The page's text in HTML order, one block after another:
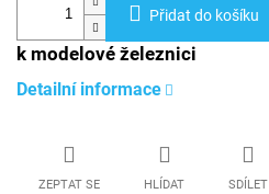
Přidat do košíku
k modelové železnici
Detailní informace
ZEPTAT SE HLÍDAT SDÍLET